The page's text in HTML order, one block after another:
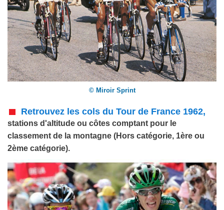
© Miroir Sprint
Retrouvez les cols du Tour de France 1962,
stations d'altitude ou côtes comptant pour le
classement de la montagne (Hors catégorie, 1ère ou
2ème catégorie).